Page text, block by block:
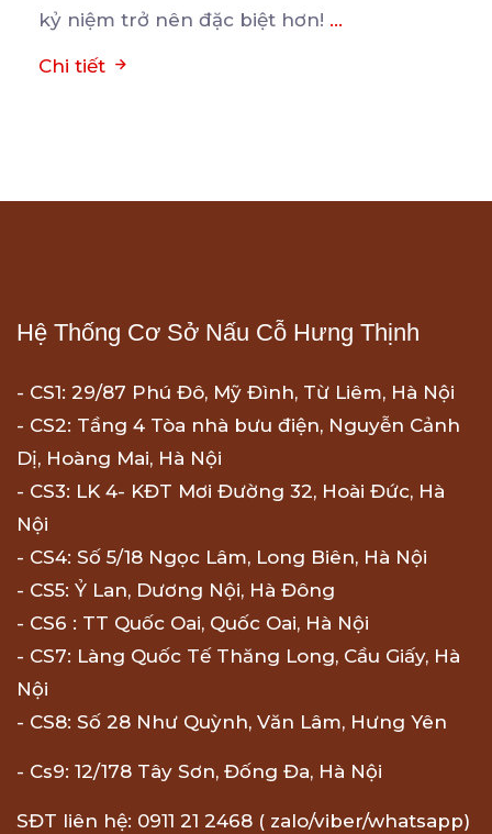
kỷ niệm trở nên đặc biệt hơn! ...
Chi tiết
Hệ Thống Cơ Sở Nấu Cỗ Hưng Thịnh
- CS1: 29/87 Phú Đô, Mỹ Đình, Từ Liêm, Hà Nội
- CS2: Tầng 4 Tòa nhà bưu điện, Nguyễn Cảnh
Dị, Hoàng Mai, Hà Nội
- CS3: LK 4- KĐT Mơi Đường 32, Hoài Đức, Hà
Nội
- CS4: Số 5/18 Ngọc Lâm, Long Biên, Hà Nội
- CS5: Ỷ Lan, Dương Nội, Hà Đông
- CS6 : TT Quốc Oai, Quốc Oai, Hà Nội
- CS7: Làng Quốc Tế Thăng Long, Cầu Giấy, Hà
Nội
- CS8: Số 28 Như Quỳnh, Văn Lâm, Hưng Yên
- Cs9: 12/178 Tây Sơn, Đống Đa, Hà Nội
SĐT liên hệ: 0911 21 2468 ( zalo/viber/whatsapp)